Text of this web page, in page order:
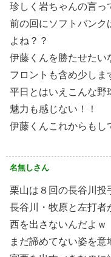
珍しく岩ちゃんの言っ
前の回にソフトバンク
よね？？
伊藤くんを勝たせたい
フロントも含め少しま
平日とはいえこんな野
魅力も感じない！！
伊藤くんこれからもし
名無しさん
栗山は８回の長谷川投
長谷川・牧原と左打者
西を出さないんだよｗ
まだ諦めてない姿を